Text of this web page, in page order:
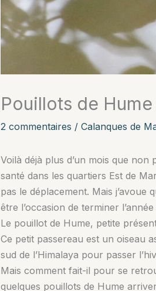
Pouillots de
2 commentaires / Calanques de
Voilà déjà plus d’un mois que
santé dans les quartiers Est de
pas le déplacement. Mais j’avoue
être l’occasion de terminer
Le pouillot de Hume, petite
Ce petit passereau est un oiseau
sud de l’Himalaya pour passer
Mais comment fait-il pour se
quelques pouillots de Hume